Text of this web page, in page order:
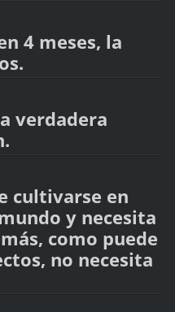
4 meses, la
verdadera
cultivarse en
y necesita
como puede
no necesita